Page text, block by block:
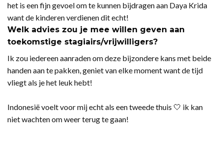
het is een fijn gevoel om te kunnen bijdragen aan Daya Krida
want de kinderen verdienen dit echt!
Welk advies zou je mee willen geven aan
toekomstige stagiairs/vrijwilligers?
Ik zou iedereen aanraden om deze bijzondere kans met beide
handen aan te pakken, geniet van elke moment want de tijd
vliegt als je het leuk hebt!
Indonesië voelt voor mij echt als een tweede thuis 🤍 ik kan
niet wachten om weer terug te gaan!